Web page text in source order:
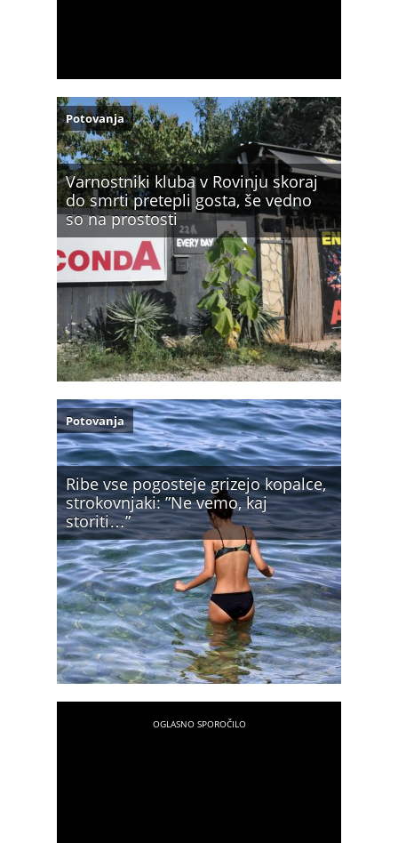
Varnostniki kluba v Rovinju skoraj
do smrti pretepli gosta, še vedno
so na prostosti
Potovanja
Ribe vse pogosteje grizejo kopalce,
strokovnjaki: ”Ne vemo, kaj
storiti…”
Potovanja